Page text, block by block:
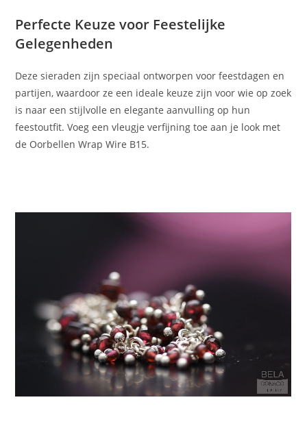
Perfecte Keuze voor Feestelijke
Gelegenheden
Deze sieraden zijn speciaal ontworpen voor feestdagen en
partijen, waardoor ze een ideale keuze zijn voor wie op zoek
is naar een stijlvolle en elegante aanvulling op hun
feestoutfit. Voeg een vleugje verfijning toe aan je look met
de Oorbellen Wrap Wire B15.